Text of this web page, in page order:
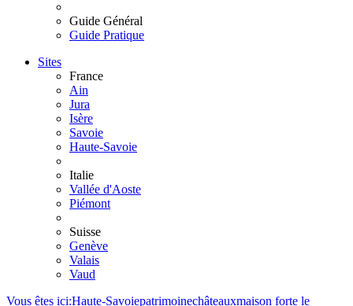
Guide Général
Guide Pratique
Sites
France
Ain
Jura
Isère
Savoie
Haute-Savoie
Italie
Vallée d'Aoste
Piémont
Suisse
Genève
Valais
Vaud
Vous êtes ici:Haute-Savoiepatrimoinechâteauxmaison forte le